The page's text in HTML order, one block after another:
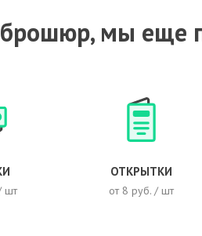
мы еще
от 8 руб. / шт
ОТКРЫТКИ
шт